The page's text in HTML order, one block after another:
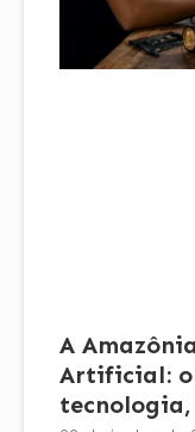
A
Artificial: o